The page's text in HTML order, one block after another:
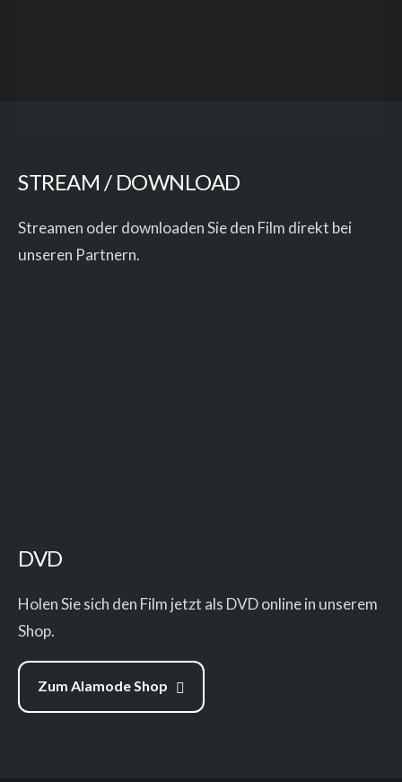
STREAM / DOWNLOAD
Streamen oder downloaden Sie den Film direkt bei
unseren Partnern.
DVD
Holen Sie sich den Film jetzt als DVD online in unserem
Shop.
Zum Alamode Shop